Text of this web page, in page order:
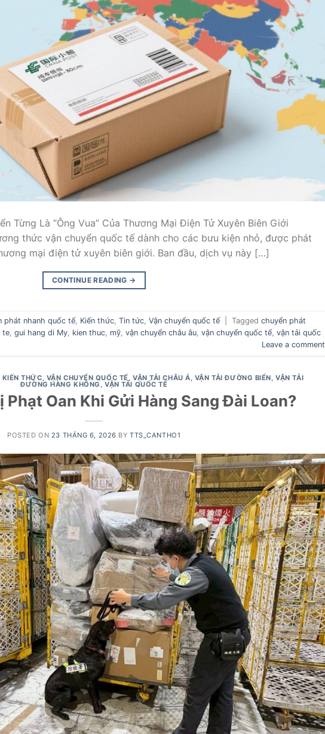
Từng Là “Ông Vua” Của Thương Mại Điện Tử Xuyên Biên Giới
thức vận chuyển quốc tế dành cho các bưu kiện nhỏ, được phát
mại điện tử xuyên biên giới. Ban đầu, dịch vụ này […]
CONTINUE READING →
phát nhanh quốc tế Kiến thức Tin tức Vận chuyển quốc tế Tagged chuyển phát
te gui hang di My kien thuc mỹ vận chuyển châu âu vận chuyển quốc tế vận tải quốc
Leave a comment
KIẾN THỨC VẬN CHUYỂN QUỐC TẾ VẬN TẢI CHÂU Á VẬN TẢI ĐƯỜNG BIỂN ,VẬN TẢI
ĐƯỜNG HÀNG KHÔNG ,VẬN TẢI QUỐC TẾ
Phạt Oan Khi Gửi Hàng Sang Đài Loan?
POSTED ON 23 THÁNG 6, 2026 BYTTS_CANTHO1